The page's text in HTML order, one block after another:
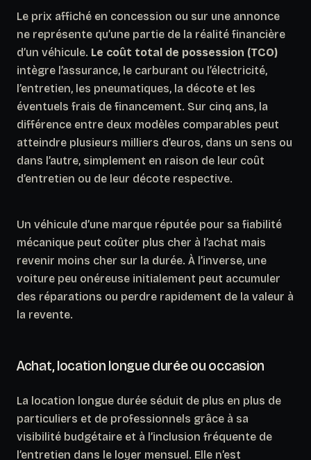
Le prix affiché en concession ou sur une annonce
ne représente qu’une partie de la réalité financière
d’un véhicule. Le coût total de possession (TCO)
intègre l’assurance, le carburant ou l’électricité,
l’entretien, les pneumatiques, la décote et les
éventuels frais de financement. Sur cinq ans, la
différence entre deux modèles comparables peut
atteindre plusieurs milliers d’euros, dans un sens ou
dans l’autre, simplement en raison de leur coût
d’entretien ou de leur décote respective.
Un véhicule d’une marque réputée pour sa fiabilité
mécanique peut coûter plus cher à l’achat mais
revenir moins cher sur la durée. À l’inverse, une
voiture peu onéreuse initialement peut accumuler
des réparations ou perdre rapidement de la valeur à
la revente.
Achat, location longue durée ou occasion
La location longue durée séduit de plus en plus de
particuliers et de professionnels grâce à sa
visibilité budgétaire et à l’inclusion fréquente de
l’entretien dans le loyer mensuel. Elle n’est